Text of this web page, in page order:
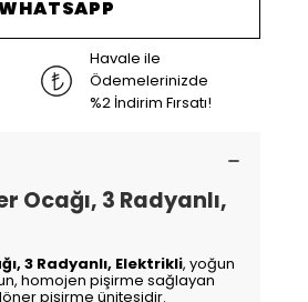
Havale ile
Ödemelerinizde
%2 İndirim Fırsatı!
Ocağı, 3 Radyanlı,
3 Radyanlı, Elektrikli, yoğun
homojen pişirme sağlayan
pişirme ünitesidir.